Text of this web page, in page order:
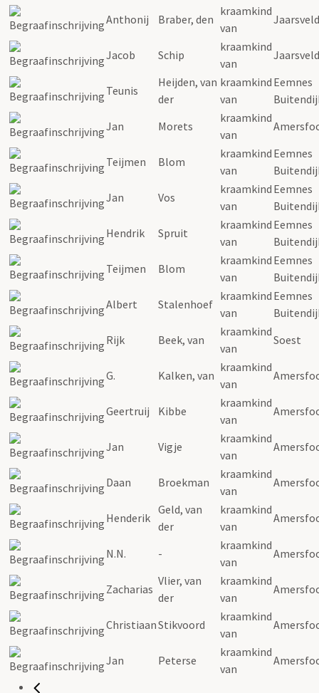
Anthonij Braber, den
kraamkind
van
Jaarsveld
Jacob Schip
kraamkind
van
Jaarsveld
Teunis
Heijden, van
der
kraamkind
van
Eemnes
Jan
Morets
kraamkind
van
Teijmen Blom
kraamkind
van
Eemnes
Jan
Vos
kraamkind
van
Eemnes
Hendrik
Spruit
kraamkind
van
Eemnes
Teijmen
Blom
kraamkind
van
Eemnes
Albert
Stalenhoef
kraamkind
van
Eemnes
Rijk
Beek, van
kraamkind
van
Soest
G. Kalken, van
kraamkind
van
Geertruij Kibbe
kraamkind
van
Jan Vigje
kraamkind
van
Daan Broekman
kraamkind
van
Henderik
Geld, van
der
kraamkind
van
N.N. -
kraamkind
van
Zacharias
Vlier, van
der
kraamkind
van
ChristiaanStikvoord
kraamkind
van
Jan Peterse
kraamkind
van